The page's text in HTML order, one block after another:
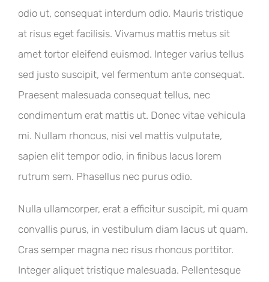
odio ut, consequat interdum odio. Mauris tristique
at risus eget facilisis. Vivamus mattis metus sit
amet tortor eleifend euismod. Integer varius tellus
sed justo suscipit, vel fermentum ante consequat.
Praesent malesuada consequat tellus, nec
condimentum erat mattis ut. Donec vitae vehicula
mi. Nullam rhoncus, nisi vel mattis vulputate,
sapien elit tempor odio, in finibus lacus lorem
rutrum sem. Phasellus nec purus odio.
Nulla ullamcorper, erat a efficitur suscipit, mi quam
convallis purus, in vestibulum diam lacus ut quam.
Cras semper magna nec risus rhoncus porttitor.
Integer aliquet tristique malesuada. Pellentesque